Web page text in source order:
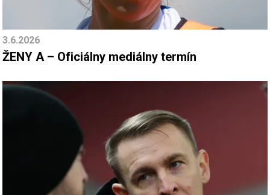
3.6.2026
ŽENY A – Oficiálny mediálny termín